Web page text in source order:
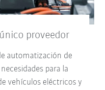
proveedor
automatización de
para la
vehículos eléctricos y